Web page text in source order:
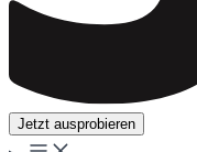
Jetzt ausprobieren